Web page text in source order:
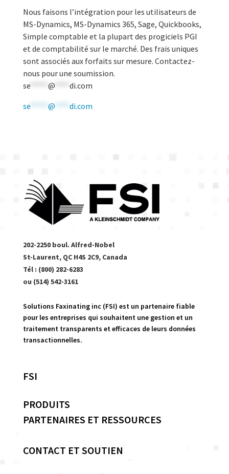
Nous faisons l’intégration pour les utilisateurs de
MS-Dynamics, MS-Dynamics 365, Sage, Quickbooks,
Simple comptable et la plupart des progiciels PGI
et de comptabilité sur le marché. Des frais uniques
sont associés aux forfaits sur mesure. Contactez-
nous pour une soumission.
se***** @
di.com
se***** @ di.com
202-2250 boul. Alfred-Nobel
St-Laurent, QC H4S 2C9, Canada
Tél : (800) 282-6283
ou (514) 542-3161
Solutions Faxinating inc (FSI) est un partenaire fiable
pour les entreprises qui souhaitent une gestion et un
traitement transparents et efficaces de leurs données
transactionnelles.
FSI
PRODUITS
PARTENAIRES ET RESSOURCES
CONTACT ET SOUTIEN